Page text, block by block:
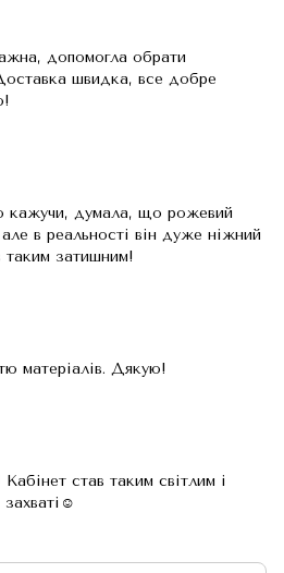
допомогла обрати
швидка, все добре
кажучи, думала, що рожевий
в реальності він дуже ніжний
таким затишним!
матеріалів. Дякую!
став таким світлим і